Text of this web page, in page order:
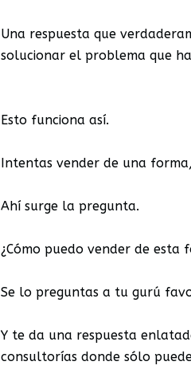
Una respuesta que
solucionar el problema que
Esto funciona así.
Intentas vender de una
Ahí surge la pregunta.
¿Cómo puedo vender de esta
Se lo preguntas a tu gurú
Y te da una respuesta
consultorías donde sólo